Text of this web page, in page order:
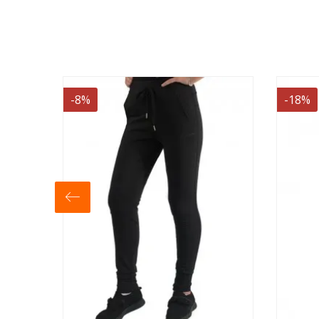
-18% -18%